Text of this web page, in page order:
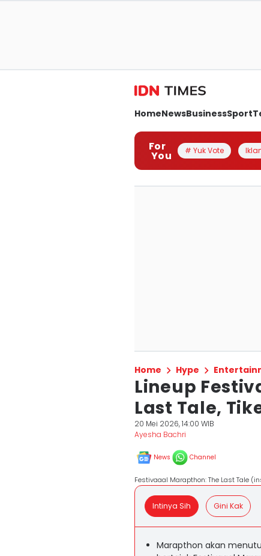
HomeNewsBusinessSport
For
You # Yuk Vote
Home Hype
Lineup
Last Tale,
20 Mei 2026, 14:00 WIB
Ayesha Bachri
News Channel
Festivaaal Marapthon: The Last Tale
Intinya Sih Gini Kak
Marapthon akan